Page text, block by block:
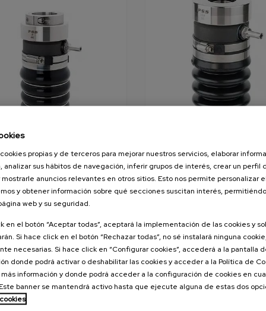
– Sello mecánico de altas
para línea de ejes | 32
mm (1 1/4" a 3 3/4")
avanzado para líneas de
específicamente para
exigentes, entornos
altas presiones y condiciones
severas.
PSS Tipo A – Sello
línea de ejes | 20 mm a 95
3/4")
Sello mecánico para líneas de
tradicional.
propias y de terceros para mejorar nuestros servicios, elaborar
analizar sus hábitos de navegación, inferir grupos de interés, crear un perfil
anuncios relevantes en otros sitios. Esto nos permite personalizar
y obtener información sobre qué secciones suscitan interés,
web y su seguridad.
en el botón “Aceptar todas”, aceptará la implementación de las cookies y
Si hace click en el botón “Rechazar todas”, no sé instalará ninguna
necesarias. Si hace click en “Configurar cookies”, accederá a la pantalla
donde podrá activar o deshabilitar las cookies y acceder a la Política de
información y donde podrá acceder a la configuración de cookies en
banner se mantendrá activo hasta que ejecute alguna de estas dos